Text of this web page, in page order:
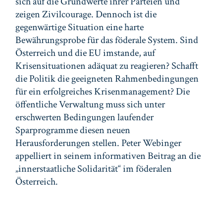
zeigen Zivilcourage. Dennoch ist die
gegenwärtige Situation eine harte
Bewährungsprobe für das föderale System. Sind
Österreich und die EU imstande, auf
Krisensituationen adäquat zu reagieren? Schafft
die Politik die geeigneten Rahmenbedingungen
für ein erfolgreiches Krisenmanagement? Die
öffentliche Verwaltung muss sich unter
erschwerten Bedingungen laufender
Sparprogramme diesen neuen
Herausforderungen stellen. Peter Webinger
appelliert in seinem informativen Beitrag an die
„innerstaatliche Solidarität“ im föderalen
Österreich.